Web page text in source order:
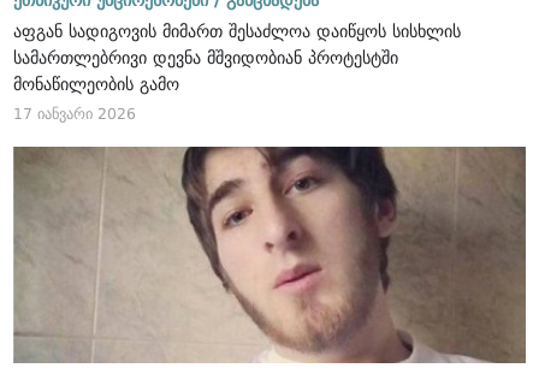
აფგან სადიგოვის მიმართ შესაძლოა დაიწყოს სისხლის
სამართლებრივი დევნა მშვიდობიან პროტესტში
მონაწილეობის გამო
17 იანვარი 2026